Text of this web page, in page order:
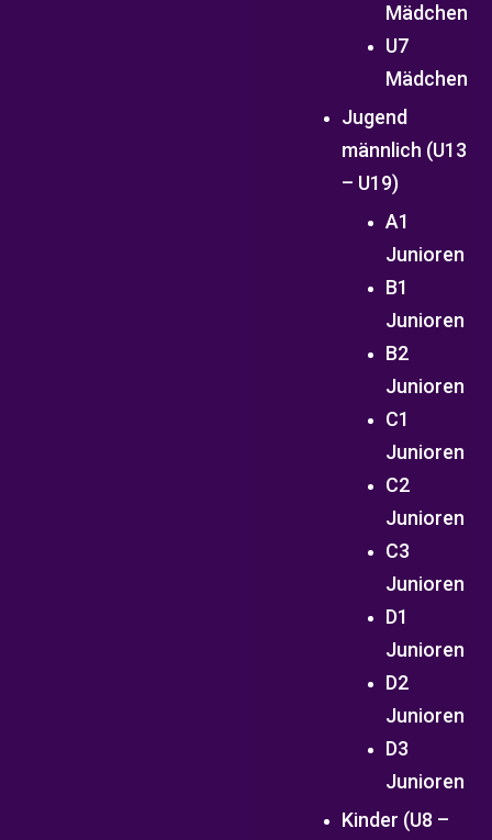
Mädchen
U7
Mädchen
Jugend
männlich (U13
– U19)
A1
Junioren
B1
Junioren
B2
Junioren
C1
Junioren
C2
Junioren
C3
Junioren
D1
Junioren
D2
Junioren
D3
Junioren
Kinder (U8 –